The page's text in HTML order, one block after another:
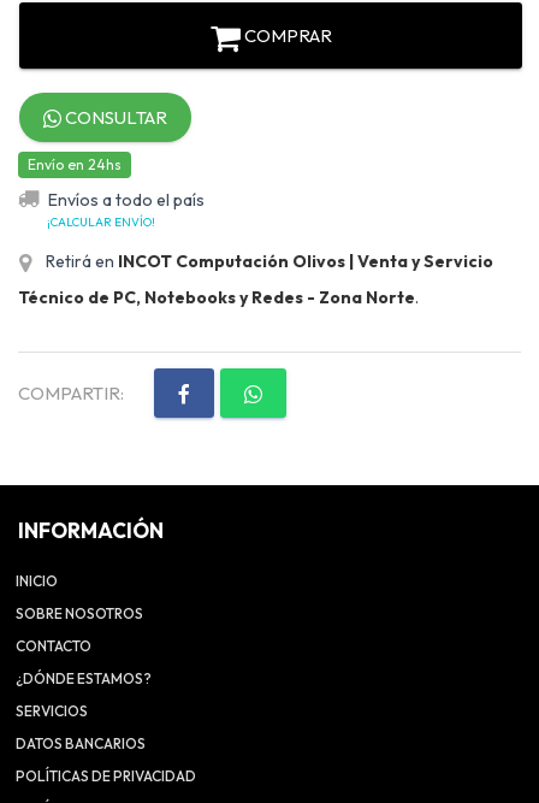
COMPRAR
CONSULTAR
Envío en 24hs
Envíos a todo el país
¡CALCULAR ENVÍO!
Retirá en INCOT Computación Olivos | Venta y Servicio
Técnico de PC, Notebooks y Redes - Zona Norte.
COMPARTIR:
INFORMACIÓN
INICIO
SOBRE NOSOTROS
CONTACTO
¿DÓNDE ESTAMOS?
SERVICIOS
DATOS BANCARIOS
POLÍTICAS DE PRIVACIDAD